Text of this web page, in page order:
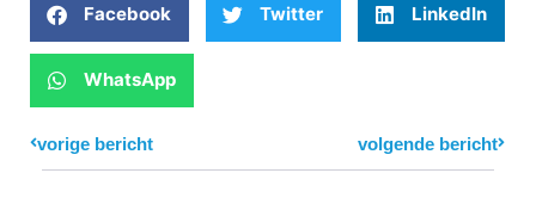
Facebook Twitter LinkedIn
WhatsApp
Prev
vorige bericht volgende berichtNext